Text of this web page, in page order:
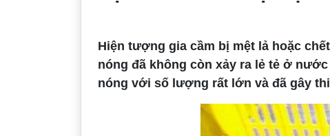
Hiện tượng gia cầm bị mệt lả hoặc
nóng đã không còn xảy ra lẻ tẻ ở
nóng với số lượng rất lớn và đã gây